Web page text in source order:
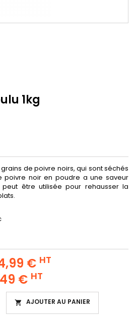
1kg
de poivre noirs, qui sont séchés
poivre noir en poudre a une saveur
être utilisée pour rehausser la
€ HT
€ HT
 AJOUTER AU PANIER